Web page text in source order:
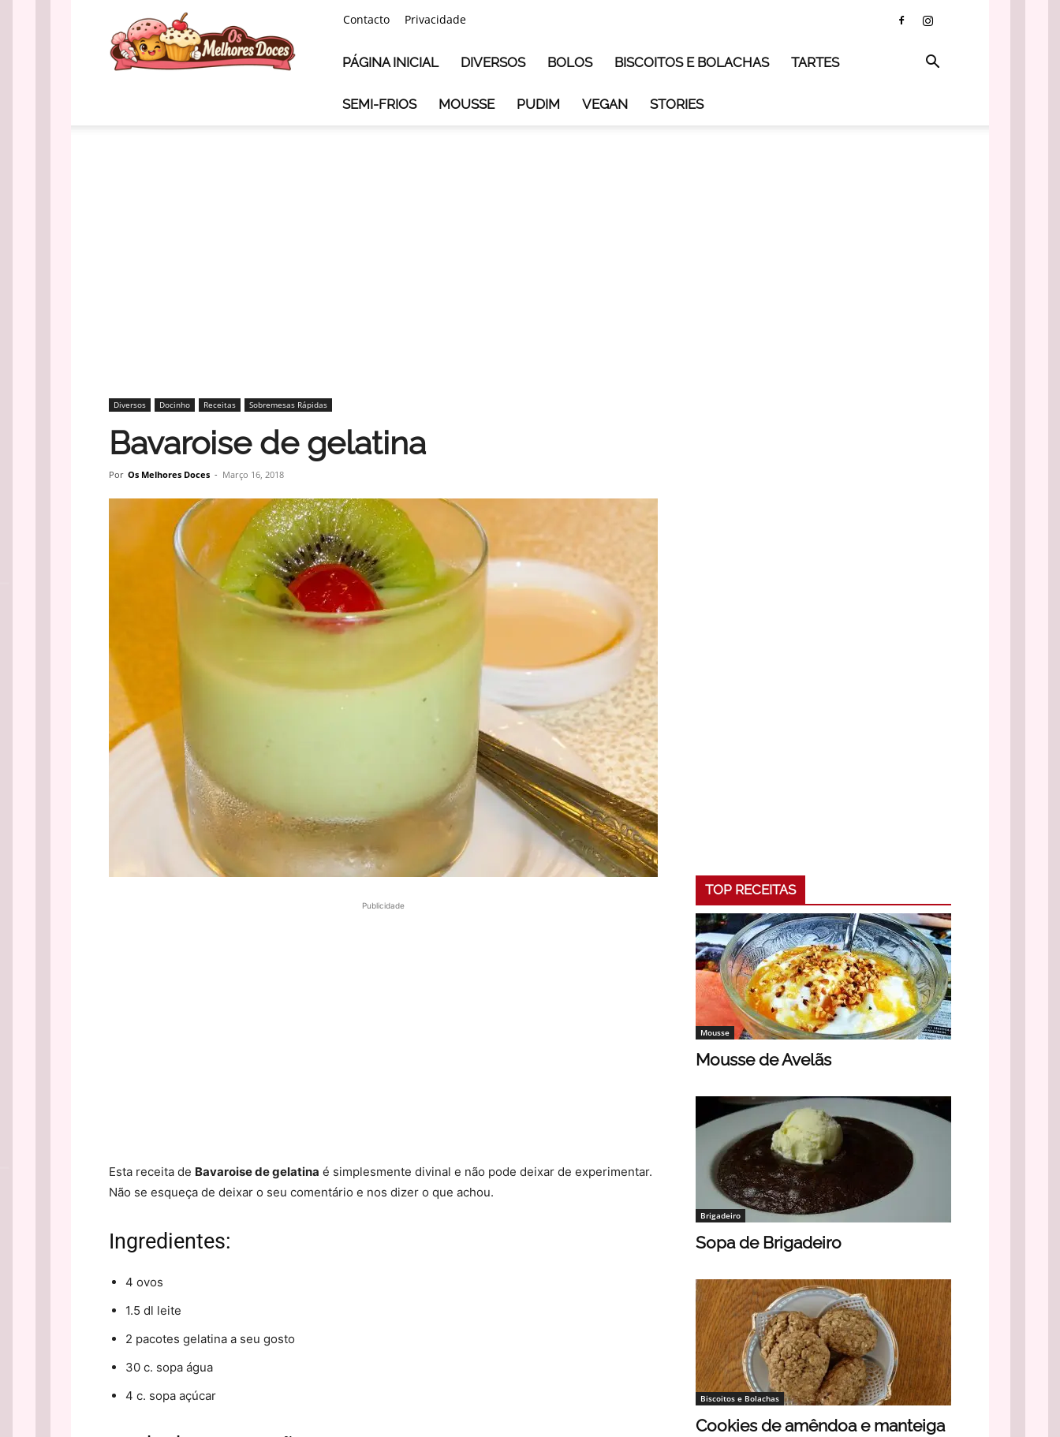
Melhores
Doces
Contacto Privacidade
PÁGINA INICIAL DIVERSOS BOLOS BISCOITOS E BOLACHAS TARTES
SEMI-FRIOS MOUSSE PUDIM VEGAN STORIES
Diversos Docinho Receitas Sobremesas Rápidas
Bavaroise de gelatina
Por Os Melhores Doces - Março 16, 2018
Publicidade
Esta receita de Bavaroise de gelatina é simplesmente divinal e não pode deixar de experimentar.
Não se esqueça de deixar o seu comentário e nos dizer o que achou.
Ingredientes:
4 ovos
1.5 dl leite
2 pacotes gelatina a seu gosto
30 c. sopa água
4 c. sopa açúcar
TOP RECEITAS
Mousse
Mousse de Avelãs
Brigadeiro
Sopa de Brigadeiro
Biscoitos e Bolachas
Cookies de amêndoa e manteiga